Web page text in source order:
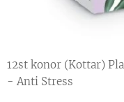
12st konor (Kottar)
- Anti Stress